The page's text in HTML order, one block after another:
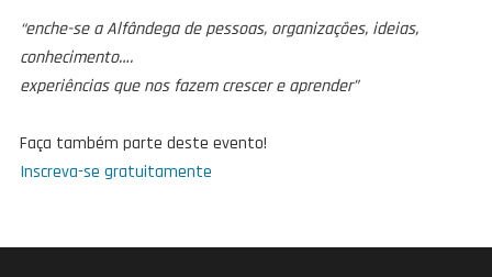
“enche-se a Alfândega de pessoas, organizações, ideias,
conhecimento….
experiências que nos fazem crescer e aprender”
Faça também parte deste evento!
Inscreva-se gratuitamente